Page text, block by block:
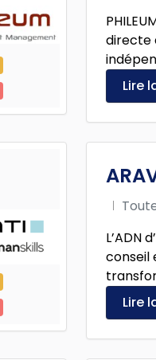
directe
Lire
L’ADN
conseil
Lire